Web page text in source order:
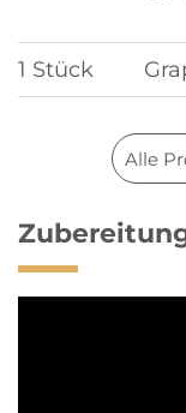
1 Stück
Alle